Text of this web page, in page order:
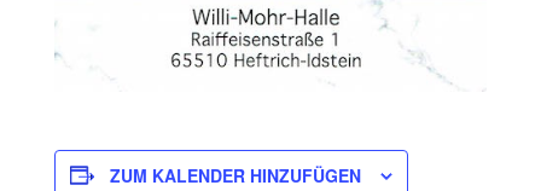
ZUM KALENDER HINZUFÜGEN